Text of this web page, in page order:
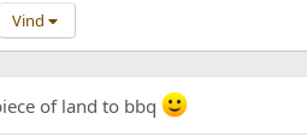
Vind
of land to bbq